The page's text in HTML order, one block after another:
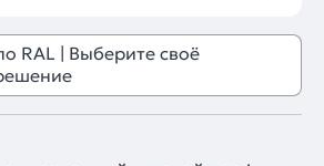
RAL | Выберите своё